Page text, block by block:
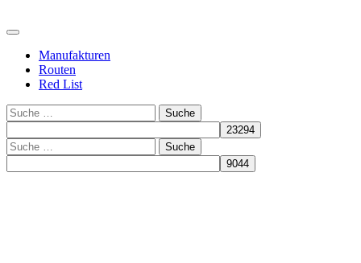
Manufakturen
Routen
Red List
Suche
Suche